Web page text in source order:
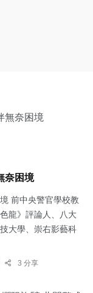
奈困境
前中央警官學校教
龍》評論人、八大
大學、崇右影藝科
3 分享